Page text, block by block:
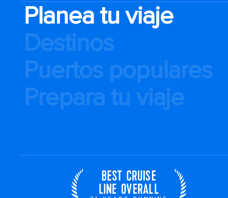
Planea tu viaje
Destinos
Puertos populares
Prepara tu viaje